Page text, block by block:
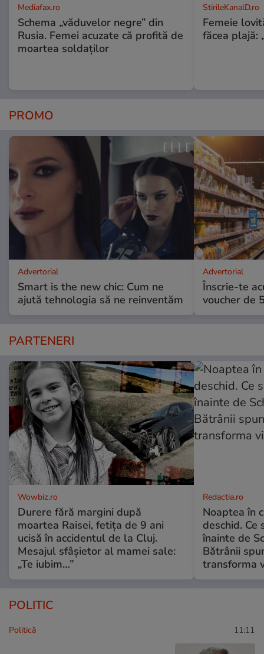
Mediafax.ro
Schema „văduvelor negre” din
Rusia. Femei acuzate că profită de
moartea soldaților
StirileKanalD.ro
Femeie
făcea plajă:
PROMO
Advertorial
Smart is the new chic: Cum ne
ajută tehnologia să ne reinventăm
Advertorial
Înscrie-te
voucher de
PARTENERI
Wowbiz.ro
Durere fără margini după
moartea Raisei, fetița de 9 ani
ucisă în accidentul de la Cluj.
Mesajul sfâșietor al mamei sale:
„Te iubim…”
Redactia.ro
Noaptea în
deschid. Ce
înainte de
Bătrânii
transforma
POLITIC
Politică 11:11